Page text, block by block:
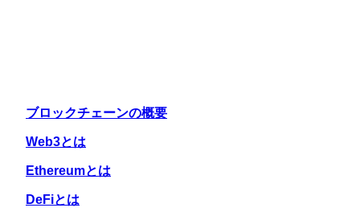
ブロックチェーンの概要
Web3とは
Ethereumとは
DeFiとは